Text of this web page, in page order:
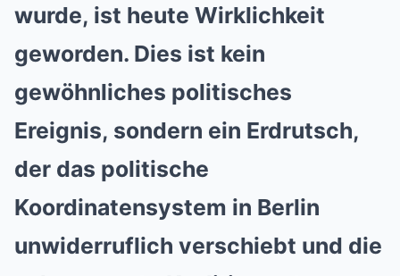
wurde, ist heute Wirklichkeit
geworden. Dies ist kein
gewöhnliches politisches
Ereignis, sondern ein Erdrutsch,
der das politische
Koordinatensystem in Berlin
unwiderruflich verschiebt und die